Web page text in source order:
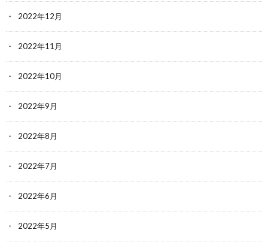
2022年12月
2022年11月
2022年10月
2022年9月
2022年8月
2022年7月
2022年6月
2022年5月